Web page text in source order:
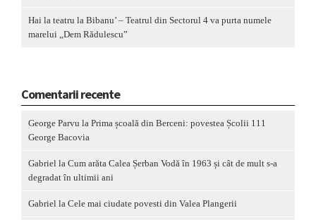
Hai la teatru la Bibanu’ – Teatrul din Sectorul 4 va purta numele
marelui „Dem Rădulescu”
Comentarii recente
George Parvu la Prima școală din Berceni: povestea Școlii 111
George Bacovia
Gabriel la Cum arăta Calea Șerban Vodă în 1963 și cât de mult s-a
degradat în ultimii ani
Gabriel la Cele mai ciudate povesti din Valea Plangerii